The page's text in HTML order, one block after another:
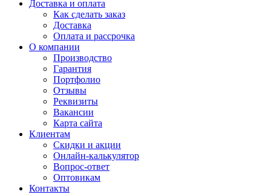
Доставка и оплата
Как сделать заказ
Доставка
Оплата и рассрочка
О компании
Производство
Гарантия
Портфолио
Отзывы
Реквизиты
Вакансии
Карта сайта
Клиентам
Скидки и акции
Онлайн-калькулятор
Вопрос-ответ
Оптовикам
Контакты